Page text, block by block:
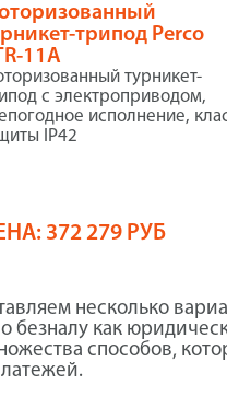
трипод Perco
11А
турникет-
с электроприводом,
исполнение,
IP42
372 279 РУБ
несколько
безналу как
способов,